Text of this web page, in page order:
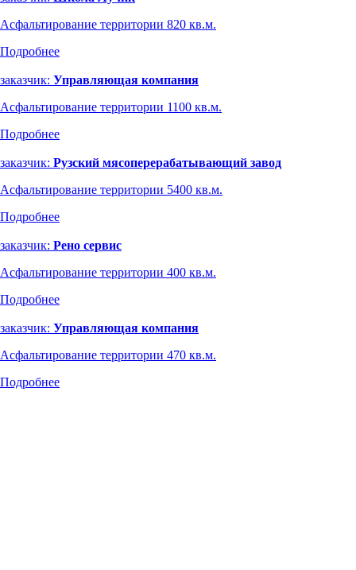
Асфальтирование территории 820 кв.м.
Подробнее
заказчик: Управляющая компания
Асфальтирование территории 1100 кв.м.
Подробнее
заказчик: Рузский мясоперерабатывающий завод
Асфальтирование территории 5400 кв.м.
Подробнее
заказчик: Рено сервис
Асфальтирование территории 400 кв.м.
Подробнее
заказчик: Управляющая компания
Асфальтирование территории 470 кв.м.
Подробнее